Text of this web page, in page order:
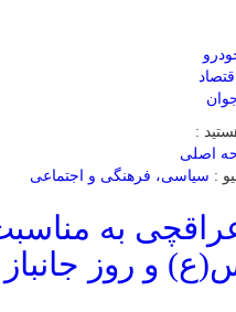
:
اصلی
: سیاسی، فرهنگی و اجتماعی
عراقچی به
و روز جانباز